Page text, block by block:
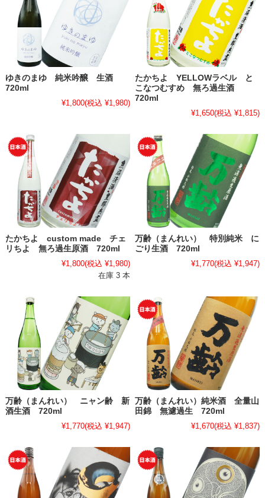
ゆきのまゆ 純米吟醸 生酒
720ml
¥1,800(税込 ¥1,980)
たかちよ YELLOWラベル と
こなつむすめ 無ろ過生酒
720ml
¥1,650(税込 ¥1,815)
たかちよ custom made チェ
リちよ 無ろ過生原酒 720ml
¥1,800(税込 ¥1,980)
在庫 3 本
万齢（まんれい） 特別純米 に
ごり生酒 720ml
¥1,770(税込 ¥1,947)
万齢（まんれい） ニャン齢 新
酒生酒 720ml
¥1,770(税込 ¥1,947)
万齢（まんれい）純米酒 全量山
田錦 無濾過生 720ml
¥1,670(税込 ¥1,837)